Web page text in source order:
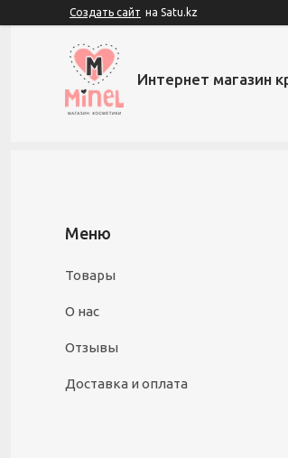
Создать сайт на Satu.kz
Интернет магазин
Товары
О нас
Отзывы
Доставка и оплата